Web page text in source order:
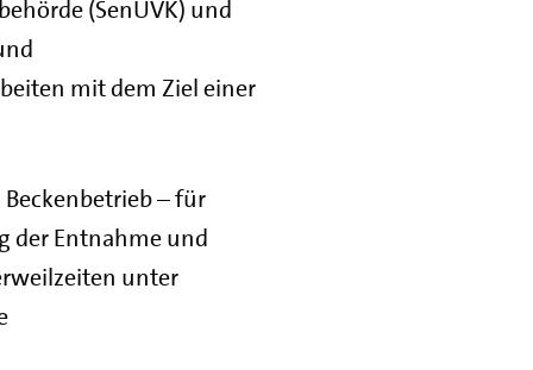
(SenUVK) und
mit dem Ziel einer
– für
der Entnahme und
unter